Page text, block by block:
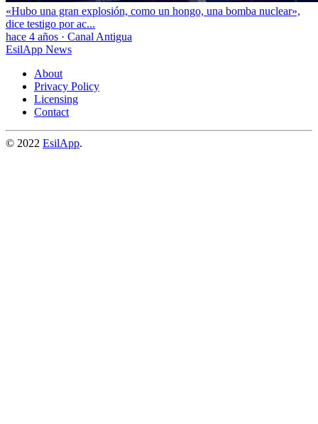
«Hubo una gran explosión, como un hongo, una bomba nuclear»,
dice testigo por ac...
hace 4 años · Canal Antigua
EsilApp News
About
Privacy Policy
Licensing
Contact
© 2022 EsilApp.